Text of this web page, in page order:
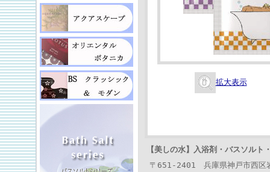
拡大表示
【美しの水】 入浴剤・バスソルト
〒651-2401 兵庫県神戸市西区